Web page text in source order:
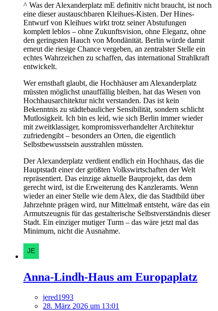
^ Was der Alexanderplatz mE definitiv nicht braucht, ist noch
eine dieser austauschbaren Kleihues-Kisten. Der Hines-
Entwurf von Kleihues wirkt trotz seiner Abstufungen
komplett leblos – ohne Zukunftsvision, ohne Eleganz, ohne
den geringsten Hauch von Mondänität. Berlin würde damit
erneut die riesige Chance vergeben, an zentralster Stelle ein
echtes Wahrzeichen zu schaffen, das international Strahlkraft
entwickelt.
Wer ernsthaft glaubt, die Hochhäuser am Alexanderplatz
müssten möglichst unauffällig bleiben, hat das Wesen von
Hochhausarchitektur nicht verstanden. Das ist kein
Bekenntnis zu städtebaulicher Sensibilität, sondern schlicht
Mutlosigkeit. Ich bin es leid, wie sich Berlin immer wieder
mit zweitklassiger, kompromissverhandelter Architektur
zufriedengibt – besonders an Orten, die eigentlich
Selbstbewusstsein ausstrahlen müssten.
Der Alexanderplatz verdient endlich ein Hochhaus, das die
Hauptstadt einer der größten Volkswirtschaften der Welt
repräsentiert. Das einzige aktuelle Bauprojekt, das dem
gerecht wird, ist die Erweiterung des Kanzleramts. Wenn
wieder an einer Stelle wie dem Alex, die das Stadtbild über
Jahrzehnte prägen wird, nur Mittelmaß entsteht, wäre das ein
Armutszeugnis für das gestalterische Selbstverständnis dieser
Stadt. Ein einziger mutiger Turm – das wäre jetzt mal das
Minimum, nicht die Ausnahme.
Anna-Lindh-Haus am Europaplatz
jered1993
28. März 2026 um 13:01